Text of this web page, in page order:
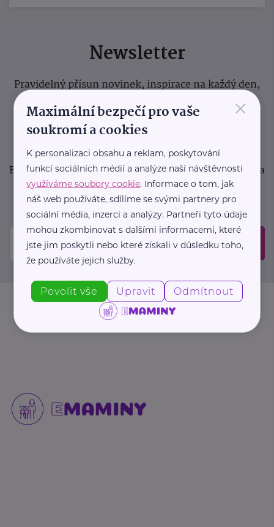
Newsletter
Pravidelný přísun novinek, inspirace na každý den,
podpora pro rodiče i sdílení zkušeností. Takový je
Newsletter webu eMaminy.cz. Přihlaste se k jeho
odběru a čtěte o tématech, které vám pomohou
v náročném období nebo zpříjemní rodinný život.
Buďte první, kdo se dozví o nových článcích, akcích a
událostech. Prosíme, potvrďte odběr ve vaší e-
mailové schránce.
Odeslat
×
Maximální bezpečí pro vaše
soukromí a cookies
K personalizaci obsahu a reklam, poskytování
funkcí sociálních médií a analýze naší návštěvnosti
využíváme soubory cookie. Informace o tom, jak
náš web používáte, sdílíme se svými partnery pro
sociální média, inzerci a analýzy. Partneři tyto údaje
mohou zkombinovat s dalšími informacemi, které
jste jim poskytli nebo které získali v důsledku toho,
že používáte jejich služby.
Povolit vše Upravit Odmítnout